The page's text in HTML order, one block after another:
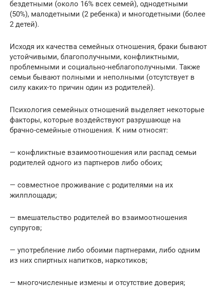
бездетными (около 16% всех семей), однодетными
(50%), малодетными (2 ребенка) и многодетными (более
2 детей).
Исходя их качества семейных отношения, браки бывают
устойчивыми, благополучными, конфликтными,
проблемными и социально-неблагополучными. Также
семьи бывают полными и неполными (отсутствует в
силу каких-то причин один из родителей).
Психология семейных отношений выделяет некоторые
факторы, которые воздействуют разрушающе на
брачно-семейные отношения. К ним относят:
— конфликтные взаимоотношения или распад семьи
родителей одного из партнеров либо обоих;
— совместное проживание с родителями на их
жилплощади;
— вмешательство родителей во взаимоотношения
супругов;
— употребление либо обоими партнерами, либо одним
из них спиртных напитков, наркотиков;
— многочисленные измены и отсутствие доверия;